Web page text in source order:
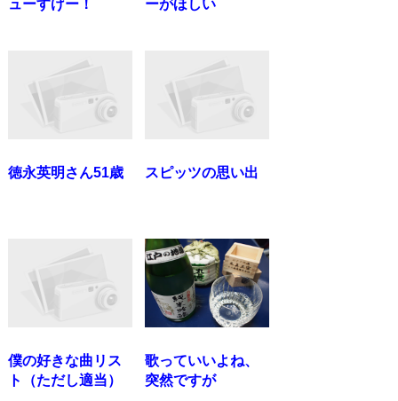
ューすげー！
ーがほしい
徳永英明さん51歳 スピッツの思い出
僕の好きな曲リス
ト（ただし適当）
歌っていいよね、
突然ですが